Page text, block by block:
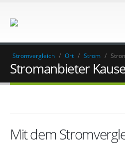
Stromvergleich / Ort / Strom /
Stromanbieter
Mit dem